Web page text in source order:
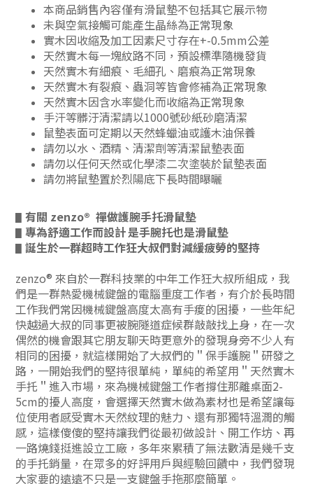
本商品銷售內容僅有滑鼠墊不包括其它展示物
未與空氣接觸可能產生晶絲為正常現象
實木因收縮及加工因素尺寸存在+-0.5mm公差
天然實木每一塊紋路不同，預設標準隨機發貨
天然實木有細痕、毛細孔、磨痕為正常現象
天然實木有裂痕、蟲洞等皆會修補為正常現象
天然實木因含水率變化而收縮為正常現象
手汗等髒汙清潔請以1000號砂紙砂磨清潔
鼠墊表面可定期以天然蜂蠟油或護木油保養
請勿以水、酒精、清潔劑等清潔鼠墊表面
請勿以任何天然或化學漆二次塗裝於鼠墊表面
請勿將鼠墊置於烈陽底下長時間曝曬
▋ 有關 zenzo® 禪做護腕手托滑鼠墊
▋ 專為舒適工作而設計是手腕托也是滑鼠墊
▋ 誕生於一群超時工作狂大叔們對減緩疲勞的堅持
zenzo® 來自於一群科技業的中年工作狂大叔所組成，我
們是一群熱愛機械鍵盤的電腦重度工作者，有介於長時間
工作我們常因機械鍵盤高度太高有手痠的困擾，一些年紀
快越過大叔的同事更被腕隧道症候群敲敲找上身，在一次
偶然的機會跟其它朋友聊天時更意外的發現身旁不少人有
相同的困擾 ，就這樣開始了大叔們的＂ 保手護腕＂ 研發之
路，一開始我們的堅持很單純，單純的希望用＂天然實木
手托＂進入市場，來為機械鍵盤工作者撐住那離桌面2-
5cm的擾人高度，會選擇天然實木做為素材也是希望讓每
位使用者感受實木天然紋理的魅力、還有那獨特溫潤的觸
感，這樣傻傻的堅持讓我們從最初做設計、開工作坊、再
一路燒錢挺進設立工廠，多年來累積了無法數清是幾千支
的手托銷量，在眾多的好評用戶與經驗回饋中，我們發現
大家要的遠遠不只是一支鍵盤手拖那麼簡單。